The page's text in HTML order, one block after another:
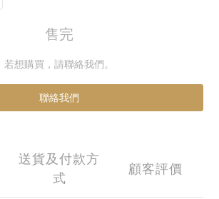
售完
若想購買，請聯絡我們。
聯絡我們
送貨及付款方
式
顧客評價